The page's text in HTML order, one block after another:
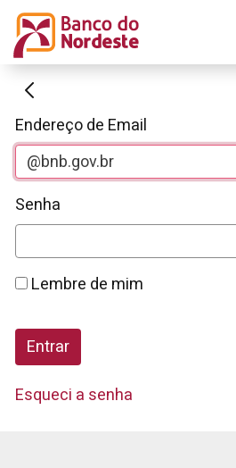
Autenticação
Endereço de Email
Senha
Lembre de mim
Entrar
Esqueci a senha